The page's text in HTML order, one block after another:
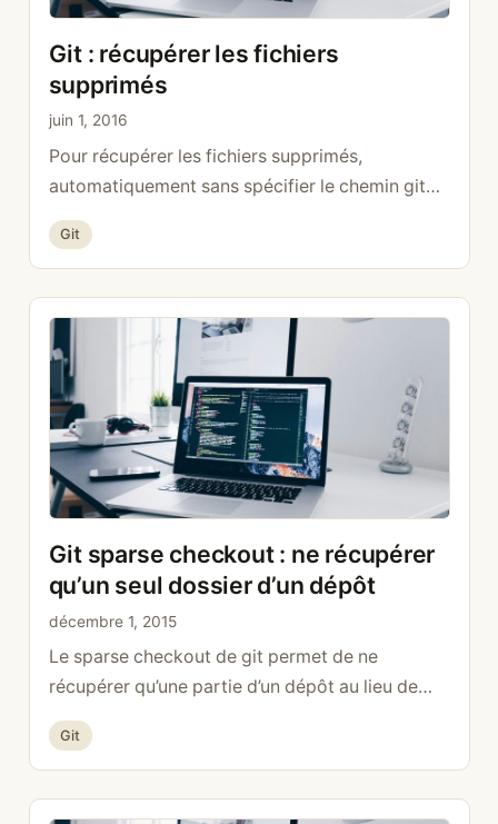
Git : récupérer les fichiers
supprimés
juin 1, 2016
Pour récupérer les fichiers supprimés,
automatiquement sans spécifier le chemin git
ls-files -d | xargs git checkout —
Catégories
Git
Git sparse checkout : ne récupérer
qu’un seul dossier d’un dépôt
décembre 1, 2015
Le sparse checkout de git permet de ne
récupérer qu’une partie d’un dépôt au lieu de
tout son contenu. C’est très pratique quand un
dépôt est volumineux et que vous n’avez besoin
que d’un ou deux dossiers. La méthode moderne
Catégories
Git